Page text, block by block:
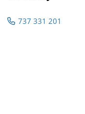
737 331 201